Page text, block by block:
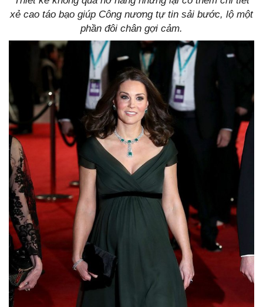
xẻ cao táo bạo giúp Công nương tự tin sải bước, lộ một
phần đôi chân gợi cảm.